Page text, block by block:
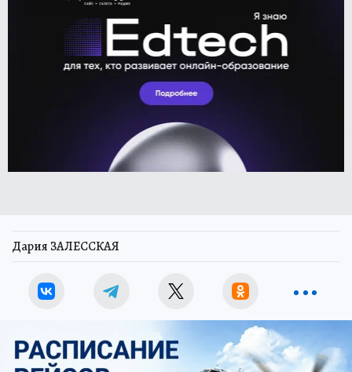
Дария ЗАЛЕССКАЯ